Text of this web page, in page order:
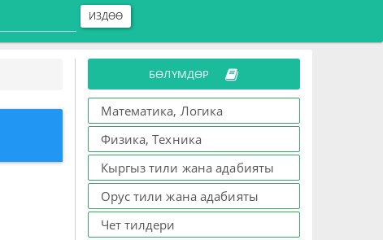
ИЗДӨӨ
БӨЛҮМДӨР
Математика, Логика
Физика, Техника
Кыргыз тили жана адабияты
Орус тили жана адабияты
Чет тилдери